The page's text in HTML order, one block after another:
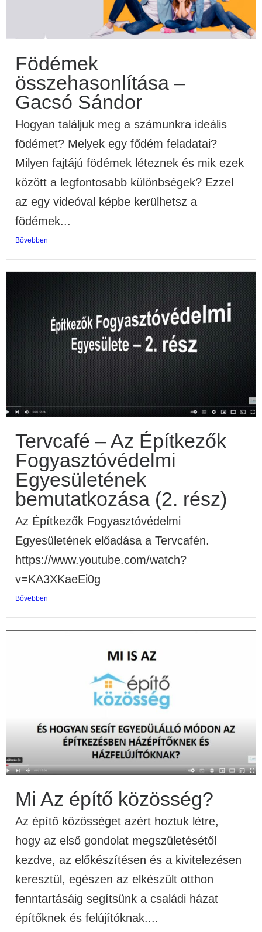
Födémek
összehasonlítása –
Gacsó Sándor
Hogyan találjuk meg a számunkra ideális
födémet? Melyek egy fődém feladatai?
Milyen fajtájú födémek léteznek és mik ezek
között a legfontosabb különbségek? Ezzel
az egy videóval képbe kerülhetsz a
födémek...
Bővebben
Tervcafé – Az Építkezők
Fogyasztóvédelmi
Egyesületének
bemutatkozása (2. rész)
Az Építkezők Fogyasztóvédelmi
Egyesületének előadása a Tervcafén.
https://www.youtube.com/watch?
v=KA3XKaeEi0g
Bővebben
Mi Az építő közösség?
Az építő közösséget azért hoztuk létre,
hogy az első gondolat megszületésétől
kezdve, az előkészítésen és a kivitelezésen
keresztül, egészen az elkészült otthon
fenntartásáig segítsünk a családi házat
építőknek és felújítóknak....